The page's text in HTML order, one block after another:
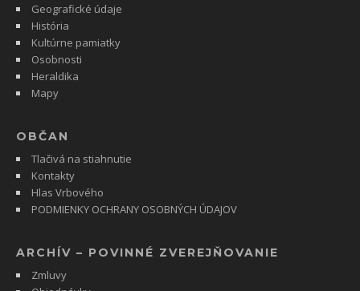
Geografické údaje
História
Kultúrne pamiatky
Osobnosti
Heraldika
Mapy
OBČAN
Tlačivá na stiahnutie
Kontakty
Hlas Vrbového
PODMIENKY OCHRANY OSOBNÝCH ÚDAJOV
ARCHÍV – POVINNÉ ZVEREJŇOVANIE
Zmluvy